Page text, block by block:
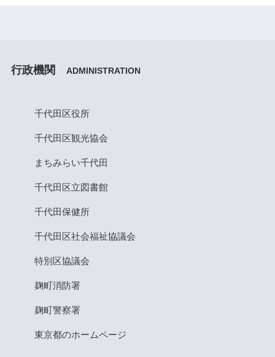
行政機関 ADMINISTRATION
千代田区役所
千代田区観光協会
まちみらい千代田
千代田区立図書館
千代田保健所
千代田区社会福祉協議会
特別区協議会
麹町消防署
麹町警察署
東京都のホームページ